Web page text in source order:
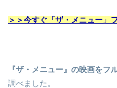
＞＞今すぐ「ザ・メニュー」
『ザ・メニュー』の映画をフ
調べました。